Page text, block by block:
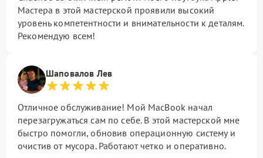
Мастера в этой мастерской проявили высокий
уровень компетентности и внимательности к деталям.
Рекомендую всем!
Шаповалов Лев
Отличное обслуживание! Мой MacBook начал
перезагружаться сам по себе. В этой мастерской мне
быстро помогли, обновив операционную систему и
очистив от мусора. Работают четко и оперативно.